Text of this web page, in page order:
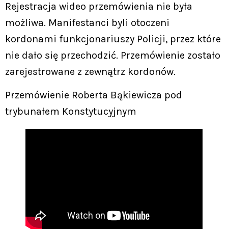
Rejestracja wideo przemówienia nie była
możliwa. Manifestanci byli otoczeni
kordonami funkcjonariuszy Policji, przez które
nie dało się przechodzić. Przemówienie zostało
zarejestrowane z zewnątrz kordonów.
Przemówienie Roberta Bąkiewicza pod
trybunałem Konstytucyjnym